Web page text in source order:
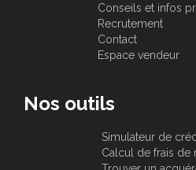
Conseils et infos
Recrutement
Contact
Espace vendeur
Nos outils
Simulateur de
Calcul de frais de